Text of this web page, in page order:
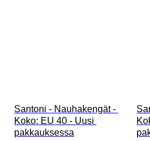
Santoni - Nauhakengät -
Koko: EU 40 - Uusi
pakkauksessa